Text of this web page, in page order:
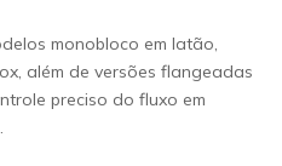
monobloco em latão,
além de versões flangeadas
preciso do fluxo em